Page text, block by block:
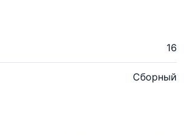
16
Сборный